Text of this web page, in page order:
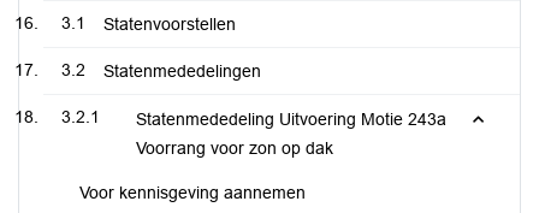
3.1 Statenvoorstellen
3.2 Statenmededelingen
3.2.1
Statenmededeling Uitvoering Motie 243a
Voorrang voor zon op dak
Voor kennisgeving aannemen